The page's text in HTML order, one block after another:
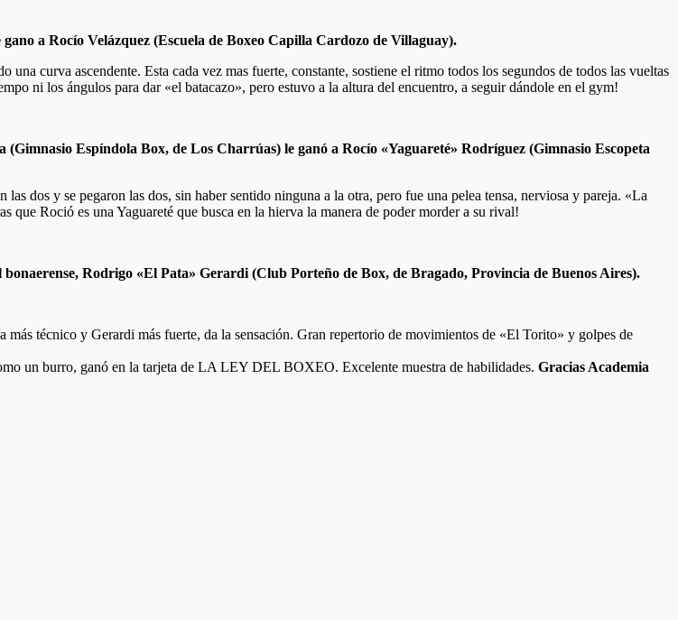
a Rocío Velázquez (Escuela de Boxeo Capilla Cardozo de Villaguay).
curva ascendente. Esta cada vez mas fuerte, constante, sostiene el ritmo todos los segundos de todos las vueltas
ni los ángulos para dar «el batacazo», pero estuvo a la altura del encuentro, a seguir dándole en el gym!
Espíndola Box, de Los Charrúas) le ganó a Rocío «Yaguareté» Rodríguez (Gimnasio Escopeta
dos y se pegaron las dos, sin haber sentido ninguna a la otra, pero fue una pelea tensa, nerviosa y pareja. «La
Roció es una Yaguareté que busca en la hierva la manera de poder morder a su rival!
Rodrigo «El Pata» Gerardi (Club Porteño de Box, de Bragado, Provincia de Buenos Aires).
más técnico y Gerardi más fuerte, da la sensación. Gran repertorio de movimientos de «El Torito» y golpes de
un burro, ganó en la tarjeta de LA LEY DEL BOXEO. Excelente muestra de habilidades. Gracias Academia